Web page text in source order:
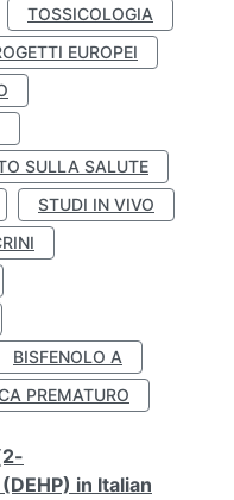
TOSSICOLOGIA
EUROPEI
SULLA SALUTE
STUDI IN VIVO
BISFENOLO A
PREMATURO
in Italian